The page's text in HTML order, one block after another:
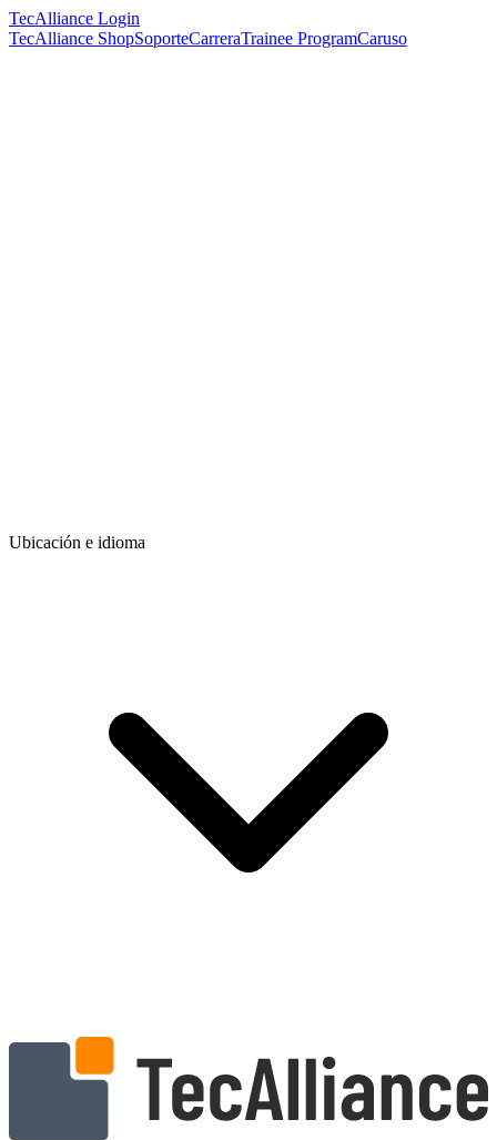
TecAlliance Login
TecAlliance ShopSoporteCarreraTrainee ProgramCaruso
Ubicación e idioma